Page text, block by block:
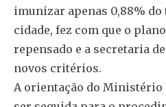
imunizar apenas 0,88%
cidade, fez com que o
repensado e a secretaria
novos critérios.
A orientação do Ministério